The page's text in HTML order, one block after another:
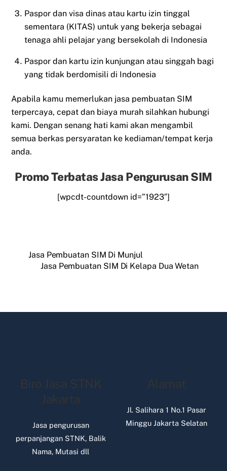
Paspor dan visa dinas atau kartu izin tinggal
sementara (KITAS) untuk yang bekerja sebagai
tenaga ahli pelajar yang bersekolah di Indonesia
Paspor dan kartu izin kunjungan atau singgah bagi
yang tidak berdomisili di Indonesia
Apabila kamu memerlukan jasa pembuatan SIM
terpercaya, cepat dan biaya murah silahkan hubungi
kami. Dengan senang hati kami akan mengambil
semua berkas persyaratan ke kediaman/tempat kerja
anda.
Promo Terbatas Jasa Pengurusan SIM
[wpcdt-countdown id=”1923″]
Jasa Pembuatan SIM Di Munjul
Jasa Pembuatan SIM Di Kelapa Dua Wetan
Biro Jasa STNK
Jakarta
Jasa pengurusan
perpanjangan STNK, Balik
Nama, Mutasi dll
Alamat
Jl. Salihara 1 No.1 Pasar
Minggu Jakarta Selatan